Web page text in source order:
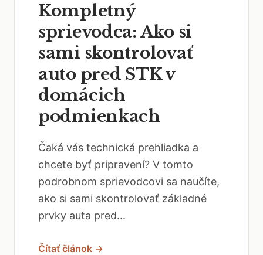
Kompletný
sprievodca: Ako si
sami skontrolovať
auto pred STK v
domácich
podmienkach
Čaká vás technická prehliadka a
chcete byť pripravení? V tomto
podrobnom sprievodcovi sa naučíte,
ako si sami skontrolovať základné
prvky auta pred...
Čítať článok →